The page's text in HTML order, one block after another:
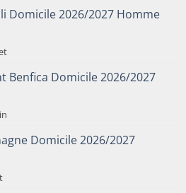
Domicile 2026/2027 Homme
Benfica Domicile 2026/2027
Domicile 2026/2027